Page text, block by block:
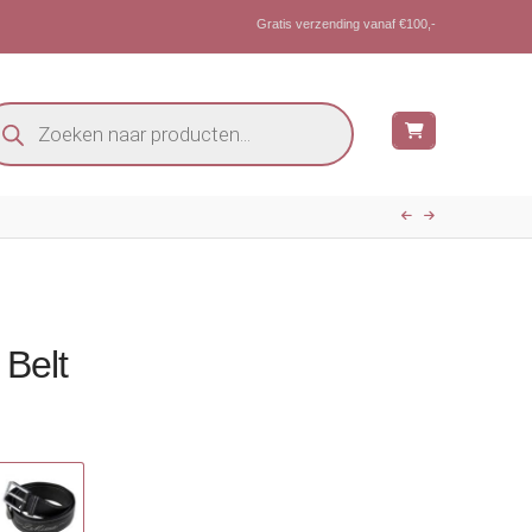
Gratis verzending vanaf €100,-